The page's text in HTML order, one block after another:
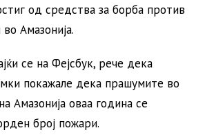
од средства за борба против
Амазонија.
се на Фејсбук, рече дека
покажале дека прашумите во
Амазонија оваа година се
број пожари.